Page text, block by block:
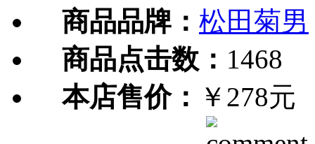
商品品牌： 松田菊男
商品点击数： 1468
本店售价： ￥278元